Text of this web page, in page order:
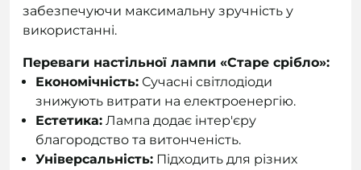
забезпечуючи максимальну зручність у
використанні.
Переваги настільної лампи «Старе срібло»:
Економічність: Сучасні світлодіоди
знижують витрати на електроенергію.
Естетика: Лампа додає інтер'єру
благородство та витонченість.
Універсальність: Підходить для різних